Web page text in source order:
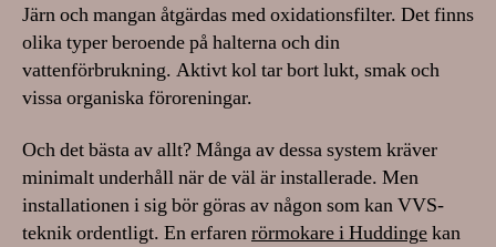
Järn och mangan åtgärdas med oxidationsfilter. Det finns
olika typer beroende på halterna och din
vattenförbrukning. Aktivt kol tar bort lukt, smak och
vissa organiska föroreningar.
Och det bästa av allt? Många av dessa system kräver
minimalt underhåll när de väl är installerade. Men
installationen i sig bör göras av någon som kan VVS-
teknik ordentligt. En erfarenrörmokare i Huddingekan